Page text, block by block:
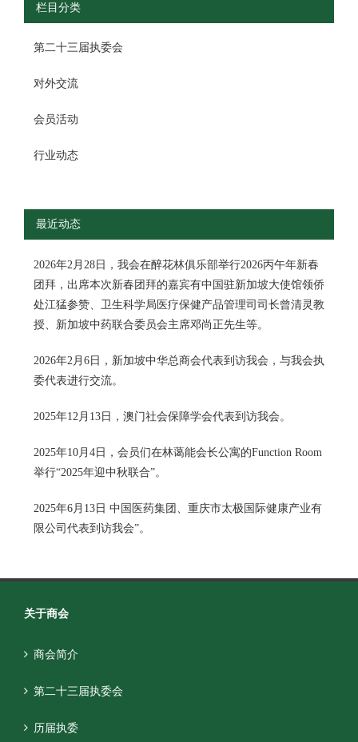
栏目分类
第二十三届执委会
对外交流
会员活动
行业动态
最近动态
2026年2月28日，我会在醉花林俱乐部举行2026丙午年新春
团拜，出席本次新春团拜的嘉宾有中国驻新加坡大使馆领侨
处江猛参赞、卫生科学局医疗保健产品管理司司长曾清灵教
授、新加坡中药联合委员会主席邓尚正先生等。
2026年2月6日，新加坡中华总商会代表到访我会，与我会执
委代表进行交流。
2025年12月13日，澳门社会保障学会代表到访我会。
2025年10月4日，会员们在林蔼能会长公寓的Function Room
举行“2025年迎中秋联合”。
2025年6月13日 中国医药集团、重庆市太极国际健康产业有
限公司代表到访我会”。
关于商会
商会简介
第二十三届执委会
历届执委